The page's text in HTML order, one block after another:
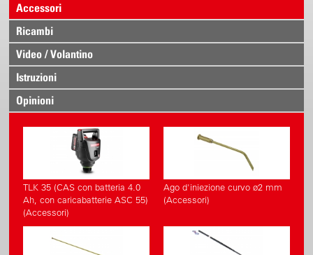
Accessori
Ricambi
Video / Volantino
Istruzioni
Opinioni
TLK 35 (CAS con batteria 4.0
Ah, con caricabatterie ASC 55)
(Accessori)
Ago d'iniezione curvo ø2 mm
(Accessori)